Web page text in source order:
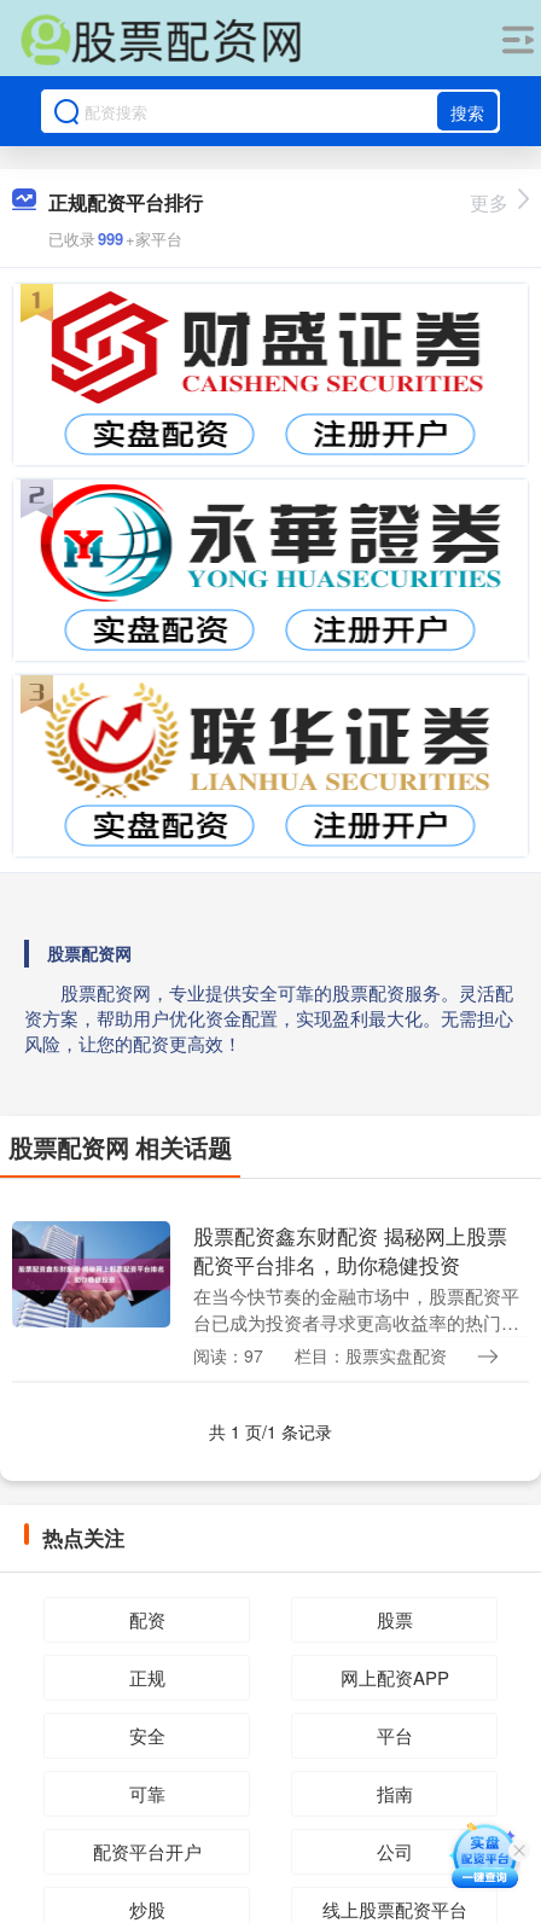
搜索
正规配资平台排行
已收录999+家平台
更多
股票配资网
股票配资网，专业提供安全可靠的股票配资服务。灵活配
资方案，帮助用户优化资金配置，实现盈利最大化。无需担心
风险，让您的配资更高效！
股票配资网 相关话题
股票配资鑫东财配资 揭秘网上股票
配资平台排名，助你稳健投资
在当今快节奏的金融市场中，股票配资平
台已成为投资者寻求更高收益率的热门选
择。然而，在众多平台中股票配资鑫东财
阅读：97 栏目：股票实盘配资
共 1 页/1 条记录
热点关注
配资 股票
正规 网上配资APP
安全 平台
可靠 指南
配资平台开户 公司
炒股 线上股票配资平台